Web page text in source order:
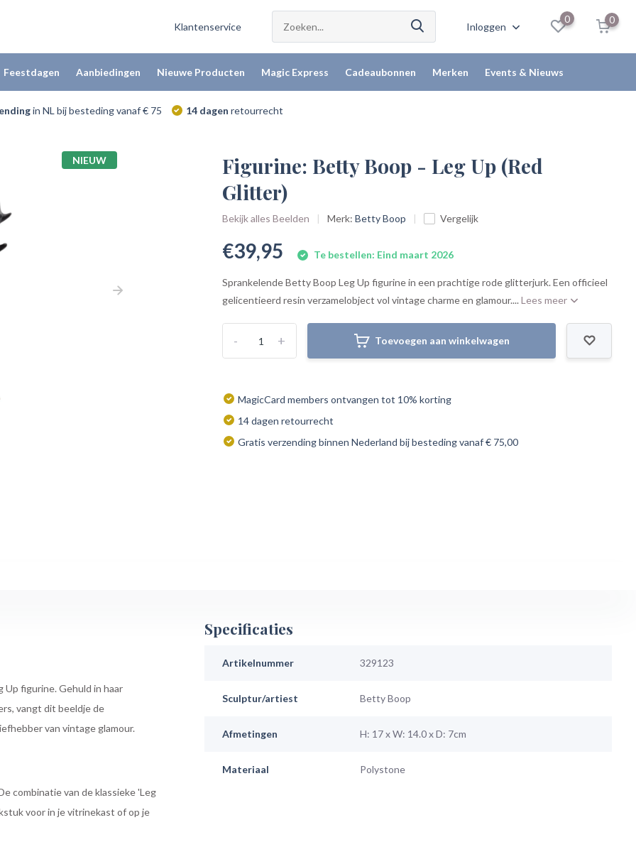
Klantenservice Inloggen
0 0
Feestdagen Aanbiedingen Nieuwe Producten Magic Express Cadeaubonnen Merken Events & Nieuws
in NL bij besteding vanaf € 75 14 dagen retourrecht
NIEUW
Figurine: Betty Boop - Leg Up (Red
Glitter)
Bekijk alles Beelden Merk:Betty Boop Vergelijk
€39,95 Te bestellen: Eind maart 2026
Sprankelende Betty Boop Leg Up figurine in een prachtige rode glitterjurk. Een officieel
gelicentieerd resin verzamelobject vol vintage charme en glamour....Lees meer
+
- Toevoegen aan winkelwagen
MagicCard members ontvangen tot 10% korting
14 dagen retourrecht
Gratis verzending binnen Nederland bij besteding vanaf € 75,00
figurine. Gehuld in haar
vangt dit beeldje de
van vintage glamour.
combinatie van de klassieke 'Leg
voor in je vitrinekast of op je
Specificaties
Artikelnummer 329123
Sculptur/artiest Betty Boop
Afmetingen H: 17 x W: 14.0 x D: 7cm
Materiaal Polystone